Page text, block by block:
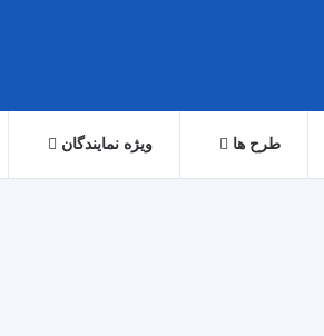
طرح ها ویژه نمایندگان